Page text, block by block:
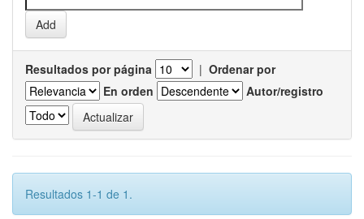
Resultados por página | Ordenar por
En orden
Autor/registro
Resultados 1-1 de 1.